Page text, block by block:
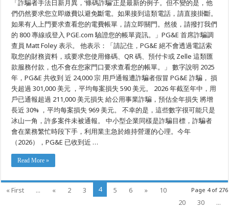
你
需
要
知
道
的
事
項
「詐騙者手法日新月異，‘條碼詐騙’正是最新的例子。但不變的是，他
們仍然要求您立即繳費以避免斷電。如果接到這類電話，請直接掛斷。
如果有人上門要求查看您的電費帳單，請立即關門。然後，請撥打我們
的 800 專線或登入 PGE.com 驗證您的帳單資訊。」PG&E 首席詐騙調
查員 Matt Foley 表示。 他表示：「請記住，PG&E 絕不會透過電話索
取您的財務資料，或要求您使用條碼、QR 碼、預付卡或 Zelle 這類匯
款服務付款，也不會在您家門口要求查看您的帳單。」 數字說明 2025
年，PG&E 共收到 近 24,000 宗 用戶通報遭詐騙者假冒 PG&E 詐騙， 損
失超過 301,000 美元 ，平均每案損失 590 美元。 2026 年截至年中，用
戶已通報超過 211,000 美元損失 給公用事業詐騙，預估全年損失 將增
長近 30% ，平均每案損失 969 美元。 不幸的是，這些數字很可能只是
冰山一角，許多案件未被通報。 中小型企業同樣是詐騙目標，詐騙者
會在業務繁忙時段下手，利用業主急於維持營運的心理。今年
（2026），PG&E 已收到近 …
Read More »
Page 4 of 276
« First ... « 2 3 4 5 6 »
10
20
30
...